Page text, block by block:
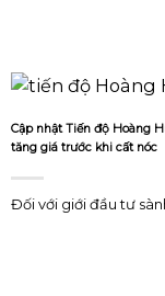
Cập nhật Tiến độ Hoàng
tăng giá trước khi cất nóc
Đối với giới đầu tư